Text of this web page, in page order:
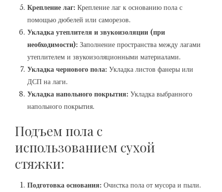
Крепление лаг: Крепление лаг к основанию пола с
помощью дюбелей или саморезов.
Укладка утеплителя и звукоизоляции (при
необходимости): Заполнение пространства между лагами
утеплителем и звукоизоляционными материалами.
Укладка чернового пола: Укладка листов фанеры или
ДСП на лаги.
Укладка напольного покрытия: Укладка выбранного
напольного покрытия.
Подъем пола с
использованием сухой
стяжки:
Подготовка основания: Очистка пола от мусора и пыли.